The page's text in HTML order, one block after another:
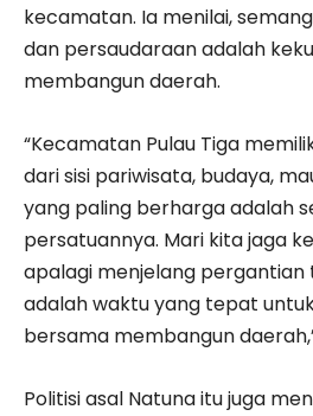
kecamatan. Ia menilai,
dan persaudaraan adalah
membangun daerah.
“Kecamatan Pulau Tiga
dari sisi pariwisata, budaya,
yang paling berharga adalah
persatuannya. Mari kita jaga
apalagi menjelang pergantian
adalah waktu yang tepat
bersama membangun
Politisi asal Natuna itu juga